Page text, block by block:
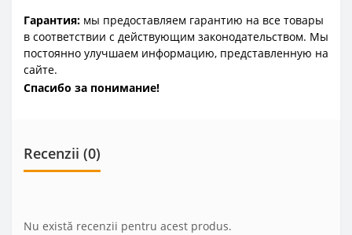
Гарантия: мы предоставляем гарантию на все товары
в соответствии с действующим законодательством. Мы
постоянно улучшаем информацию, представленную на
сайте.
Спасибо за понимание!
Recenzii (0)
Nu există recenzii pentru acest produs.